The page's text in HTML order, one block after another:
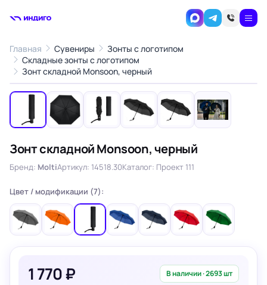
Главная Сувениры
Зонты с логотипом
Складные зонты с логотипом
Зонт складной Monsoon, черный
‹ ›
Зонт складной Monsoon, черный
Бренд: MoltiАртикул: 14518.30Каталог: Проект 111
Цвет / модификации (7):
1 770 ₽ В наличии · 2693 шт